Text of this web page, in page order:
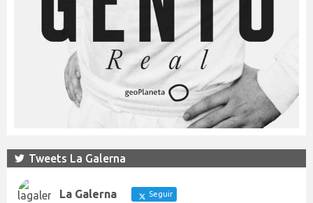
Tweets La Galerna
La Galerna Seguir